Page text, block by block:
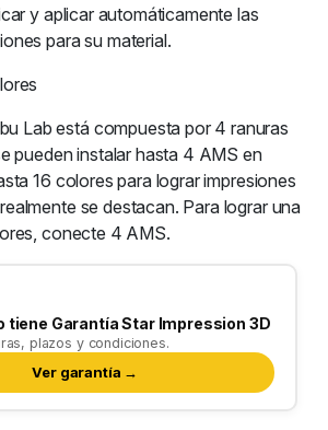
y aplicar automáticamente las
para su material.
Lab está compuesta por 4 ranuras
pueden instalar hasta 4 AMS en
16 colores para lograr impresiones
se destacan. Para lograr una
conecte 4 AMS.
tiene Garantía Star Impression 3D
plazos y condiciones.
Ver garantía →